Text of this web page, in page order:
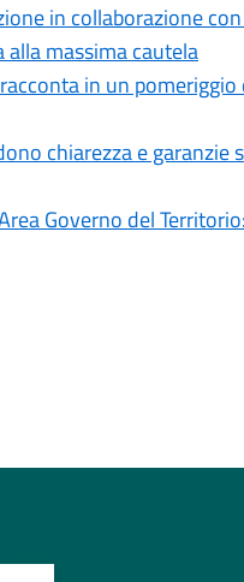
in collaborazione con
alla massima cautela
racconta in un
chiarezza e garanzie
Governo del